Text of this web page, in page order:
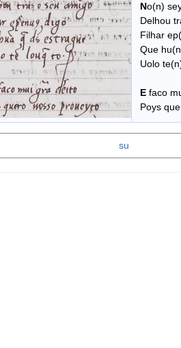
No(n)
Delhou
Filhar
Que
Uolo
E faco
Poys
su